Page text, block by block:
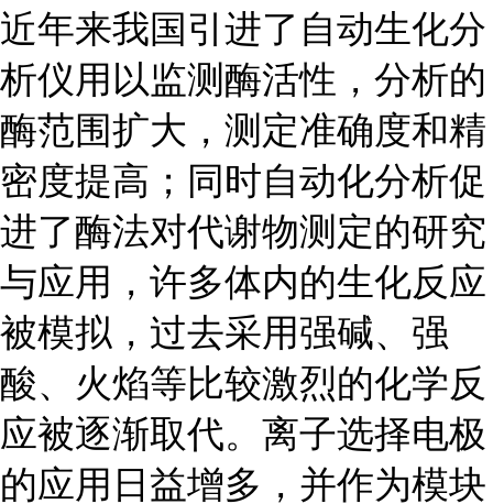
近年来我国引进了自动生化分
析仪用以监测酶活性，分析的
酶范围扩大，测定准确度和精
密度提高；同时自动化分析促
进了酶法对代谢物测定的研究
与应用，许多体内的生化反应
被模拟，过去采用强碱、强
酸、火焰等比较激烈的化学反
应被逐渐取代。离子选择电极
的应用日益增多，并作为模块